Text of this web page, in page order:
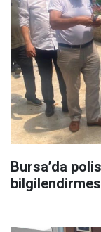
Bursa’da